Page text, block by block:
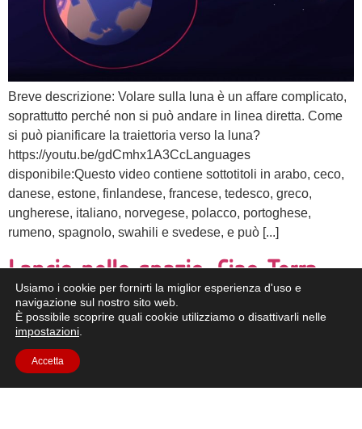
Breve descrizione: Volare sulla luna è un affare complicato,
soprattutto perché non si può andare in linea diretta. Come
si può pianificare la traiettoria verso la luna?
https://youtu.be/gdCmhx1A3CcLanguages
disponibile:Questo video contiene sottotitoli in arabo, ceco,
danese, estone, finlandese, francese, tedesco, greco,
ungherese, italiano, norvegese, polacco, portoghese,
rumeno, spagnolo, swahili e svedese, e può [...]
Lancio nello spazio. Ciao Terra,
ciao Luna!
Usiamo i cookie per fornirti la miglior esperienza d'uso e
navigazione sul nostro sito web.
È possibile scoprire quali cookie utilizziamo o disattivarli nelle
impostazioni
Accetta